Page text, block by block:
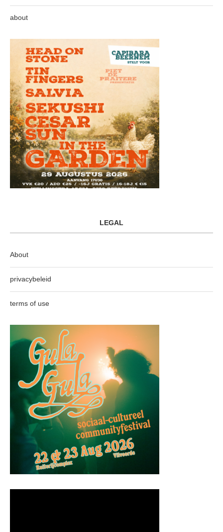
about
LEGAL
About
privacybeleid
terms of use